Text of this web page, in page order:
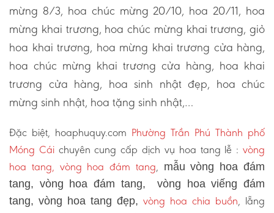
mừng 8/3, hoa chúc mừng 20/10, hoa 20/11, hoa
mừng khai trương, hoa chúc mừng khai trương, giỏ
hoa khai trương, hoa mừng khai trương cửa hàng,
hoa chúc mừng khai trương cửa hàng, hoa khai
trương cửa hàng, hoa sinh nhật đẹp, hoa chúc
mừng sinh nhật, hoa tặng sinh nhật,…
Đặc biệt, hoaphuquy.com Phường Trần Phú Thành phố
Móng Cáichuyên cung cấp dịch vụ hoa tang lễ :vòng
hoa tang, vòng hoa đám tang, mẫu vòng hoa đám
tang, vòng hoa đám tang, vòng hoa viếng đám
tang, vòng hoa tang đẹp, vòng hoa chia buồn, lẵng